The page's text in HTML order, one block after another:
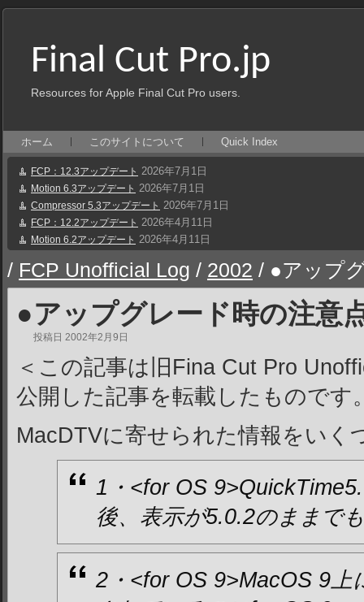
Final Cut Pro.jp
Resources for Apple Final Cut Pro users.
ホーム このサイトについて Quick Index
FCP：12.3アップデート 2026年7月1日
Motion 6.3アップデート 2026年7月1日
Compressor 5.3アップデート 2026年7月1日
FCP：12.2アップデート 2026年4月11日
Motion 6.2アップデート 2026年4月11日
/ FCP Unofficial Log / 2002 / ●アップ
●アップグレード時の注意
投稿日 2002年2月9日
＜この記事は旧Fina Cut Pro
公開した記事を転載したものです
MacDTVに寄せられた情報をいく
1・<for OS
後、表示が5.0.2のままで
2・<for OS 9>MacOS 9上